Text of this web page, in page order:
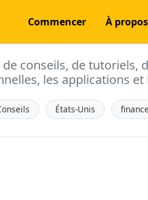
Commencer À
conseils, de tutoriels,
les applications
États-Unis